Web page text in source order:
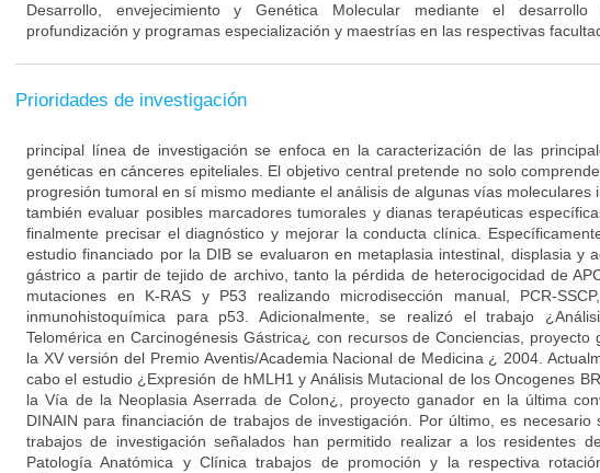
Desarrollo, envejecimiento y Genética Molecular mediante el
profundización y programas especialización y maestrías en las respectivas
Prioridades de investigación
principal línea de investigación se enfoca en la caracterización de las
genéticas en cánceres epiteliales. El objetivo central pretende no solo
progresión tumoral en sí mismo mediante el análisis de algunas vías moleculares
también evaluar posibles marcadores tumorales y dianas terapéuticas
finalmente precisar el diagnóstico y mejorar la conducta clínica.
estudio financiado por la DIB se evaluaron en metaplasia intestinal, displasia y
gástrico a partir de tejido de archivo, tanto la pérdida de heterocigocidad de
mutaciones en K-RAS y P53 realizando microdisección manual, PCR-
inmunohistoquímica para p53. Adicionalmente, se realizó el trabajo
Telomérica en Carcinogénesis Gástrica¿ con recursos de Conciencias, proyecto
la XV versión del Premio Aventis/Academia Nacional de Medicina ¿ 2004.
cabo el estudio ¿Expresión de hMLH1 y Análisis Mutacional de los Oncogenes
la Vía de la Neoplasia Aserrada de Colon¿, proyecto ganador en la última
DINAIN para financiación de trabajos de investigación. Por último, es necesario
trabajos de investigación señalados han permitido realizar a los residentes
Patología Anatómica y Clínica trabajos de promoción y la respectiva